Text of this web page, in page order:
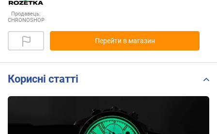
Продавець:
CHRONOSHOP
Перейти в магазин
Корисні статті